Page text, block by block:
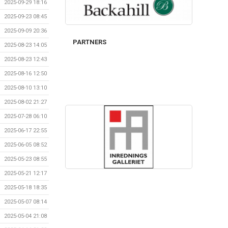
2025-09-29 18:16
2025-09-23 08:45
2025-09-09 20:36
2025-08-23 14:05
2025-08-23 12:43
2025-08-16 12:50
2025-08-10 13:10
2025-08-02 21:27
2025-07-28 06:10
2025-06-17 22:55
2025-06-05 08:52
2025-05-23 08:55
2025-05-21 12:17
2025-05-18 18:35
2025-05-07 08:14
2025-05-04 21:08
PARTNERS